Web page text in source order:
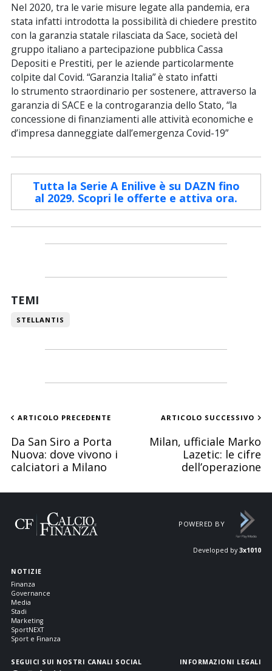
Nel 2020, tra le varie misure legate alla pandemia, era
stata infatti introdotta la possibilità di chiedere prestito
con la garanzia statale rilasciata da Sace, società del
gruppo italiano a partecipazione pubblica Cassa
Depositi e Prestiti, per le aziende particolarmente
colpite dal Covid. “Garanzia Italia” è stato infatti
lo strumento straordinario per sostenere, attraverso la
garanzia di SACE e la controgaranzia dello Stato, “la
concessione di finanziamenti alle attività economiche e
d’impresa danneggiate dall’emergenza Covid-19”
Tutta la Serie A Enilive è su DAZN fino
al 2029. Scopri le offerte e attiva ora.
TEMI
STELLANTIS
ARTICOLO PRECEDENTE
Da San Siro a Porta
Nuova: dove vivono i
calciatori a Milano
ARTICOLO SUCCESSIVO
Milan, ufficiale Marko
Lazetic: le cifre
dell’operazione
POWERED BY
Developed by 3x1010
NOTIZIE
Finanza
Governance
Media
Stadi
Marketing
SportNEXT
Sport e Finanza
SEGUICI SUI NOSTRI CANALI SOCIAL
INFORMAZIONI LEGALI